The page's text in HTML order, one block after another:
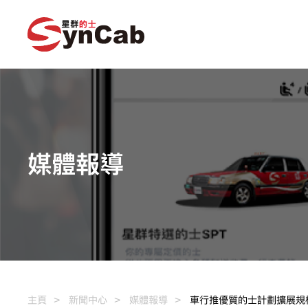
媒體報導
主頁 新聞中心 媒體報導 車行推優質的士計劃擴展規